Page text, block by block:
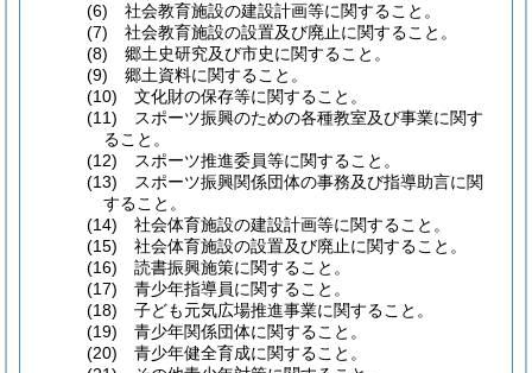
(6) 社会教育施設の建設計画等に関すること。
(7) 社会教育施設の設置及び廃止に関すること。
(8) 郷土史研究及び市史に関すること。
(9) 郷土資料に関すること。
(10) 文化財の保存等に関すること。
(11) スポーツ振興のための各種教室及び事業に関す
ること。
(12) スポーツ推進委員等に関すること。
(13) スポーツ振興関係団体の事務及び指導助言に関
すること。
(14) 社会体育施設の建設計画等に関すること。
(15) 社会体育施設の設置及び廃止に関すること。
(16) 読書振興施策に関すること。
(17) 青少年指導員に関すること。
(18) 子ども元気広場推進事業に関すること。
(19) 青少年関係団体に関すること。
(20) 青少年健全育成に関すること。